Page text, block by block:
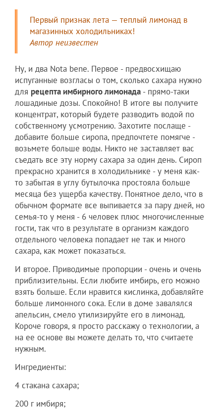
Первый признак лета — теплый лимонад в
магазинных холодильниках!
Автор неизвестен
Ну, и два Nota bene. Первое - предвосхищаю
испуганные возгласы о том, сколько сахара нужно
для рецепта имбирного лимонада - прямо-таки
лошадиные дозы. Спокойно! В итоге вы получите
концентрат, который будете разводить водой по
собственному усмотрению. Захотите послаще -
добавите больше сиропа, предпочтете помягче -
возьмете больше воды. Никто не заставляет вас
съедать все эту норму сахара за один день. Сироп
прекрасно хранится в холодильнике - у меня как-
то забытая в углу бутылочка простояла больше
месяца без ущерба качеству. Понятное дело, что в
обычном формате все выпивается за пару дней, но
семья-то у меня - 6 человек плюс многочисленные
гости, так что в результате в организм каждого
отдельного человека попадает не так и много
сахара, как может показаться.
И второе. Приводимые пропорции - очень и очень
приблизительны. Если любите имбирь, его можно
взять больше. Если нравится кислинка, добавляйте
больше лимонного сока. Если в доме завалялся
апельсин, смело утилизируйте его в лимонад.
Короче говоря, я просто расскажу о технологии, а
на ее основе вы можете делать то, что считаете
нужным.
Ингредиенты:
4 стакана сахара;
200 г имбиря;